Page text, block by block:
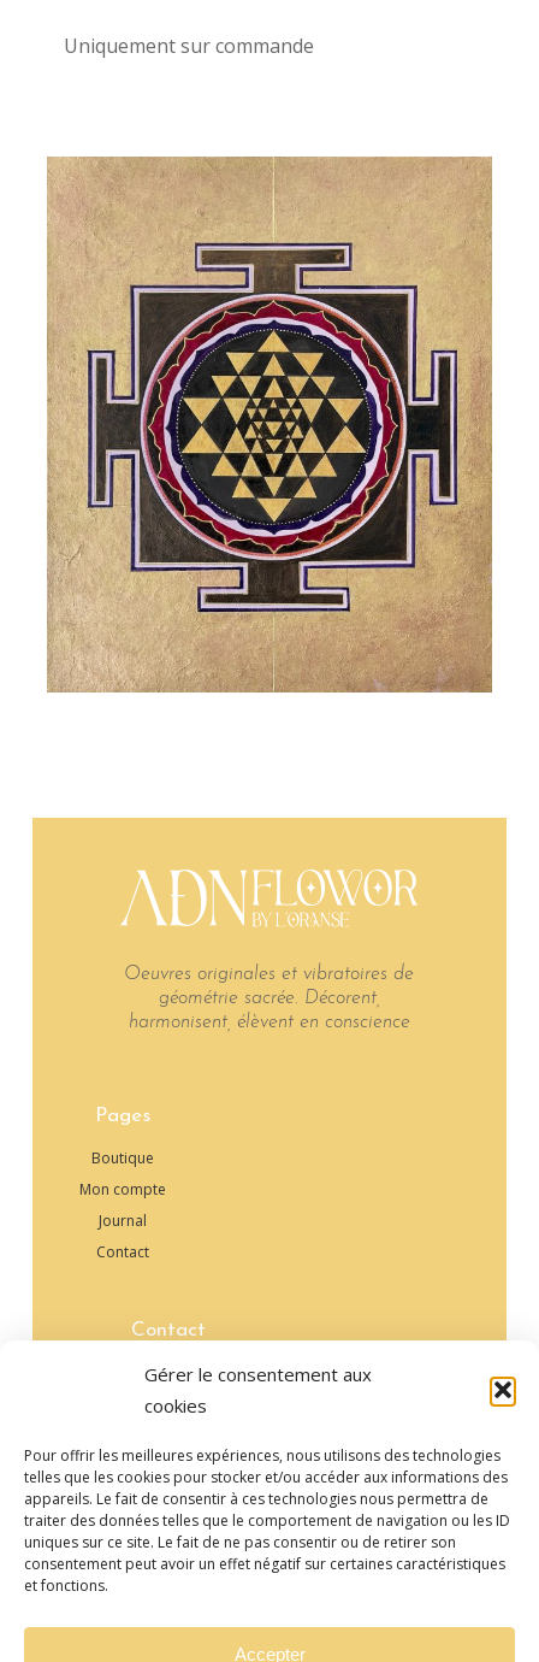
Gérer le consentement aux
cookies
Pour offrir les meilleures expériences, nous utilisons des technologies
telles que les cookies pour stocker et/ou accéder aux informations des
appareils. Le fait de consentir à ces technologies nous permettra de
traiter des données telles que le comportement de navigation ou les ID
uniques sur ce site. Le fait de ne pas consentir ou de retirer son
consentement peut avoir un effet négatif sur certaines caractéristiques
et fonctions.
Accepter
Uniquement sur commande
Oeuvres originales et vibratoires de
géométrie sacrée. Décorent,
harmonisent, élèvent en conscience
Pages
Boutique
Mon compte
Journal
Contact
Contact
+33 6 13 51 55 92‬
contact@adnflow-or.fr
©2026–ADN FLOW'Or – Confidentialité-Coockies-CGV
Conception -BLCKSPRT DSGN